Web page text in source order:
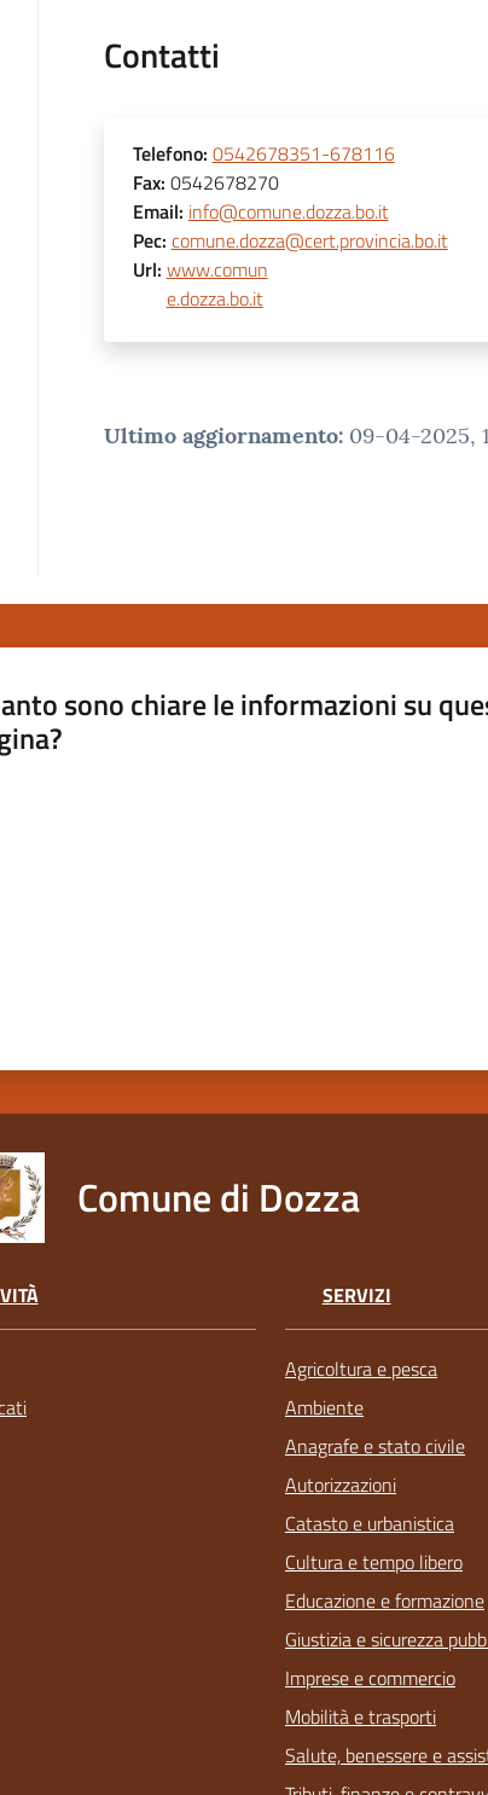
Contatti
Telefono: 0542678351-678116
Fax: 0542678270
Email: info@comune.dozza.bo.it
Pec: comune.dozza@cert.provincia.bo.it
Url: www.comun
e.dozza.bo.it
Ultimo aggiornamento: 09-04-2025,
sono chiare le informazioni su
Comune di Dozza
SERVIZI
Agricoltura e pesca
Ambiente
Anagrafe e stato civile
Autorizzazioni
Catasto e urbanistica
Cultura e tempo libero
Educazione e formazione
Giustizia e sicurezza
Imprese e commercio
Mobilità e trasporti
Salute, benessere e